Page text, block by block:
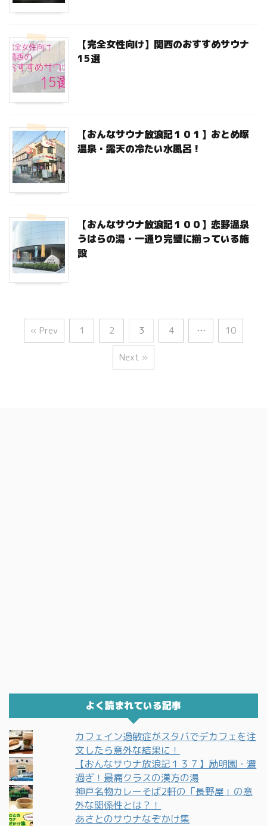
【完全女性向け】関西のおすすめサウナ
15選
【おんなサウナ放浪記１０１】おとめ塚
温泉・露天の冷たい水風呂！
【おんなサウナ放浪記１００】恋野温泉
うはらの湯・一通り完璧に揃っている施
設
« Prev 1 2 3 4 … 10
Next »
よく読まれている記事
カフェイン過敏症がスタバでデカフェを注
文したら意外な結果に！
【おんなサウナ放浪記１３７】励明園・濃
過ぎ！最痛クラスの漢方の湯
神戸名物カレーそば2軒の「長野屋」の意
外な関係性とは？！
あさとのサウナなぞかけ集